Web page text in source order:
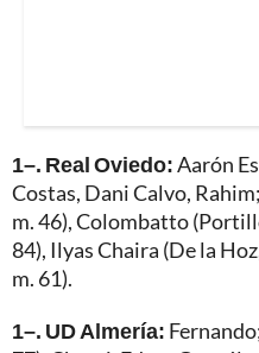
1–. Real Oviedo:Aarón
Costas, Dani Calvo,
m. 46), Colombatto
84), Ilyas Chaira (De la
m. 61).
1–. UD Almería: